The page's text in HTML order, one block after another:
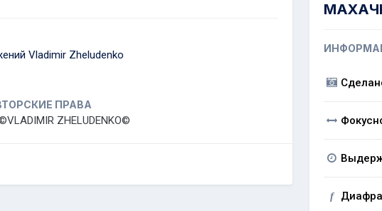
Vladimir Zheludenko
ПРАВА
ZHELUDENKO©
f